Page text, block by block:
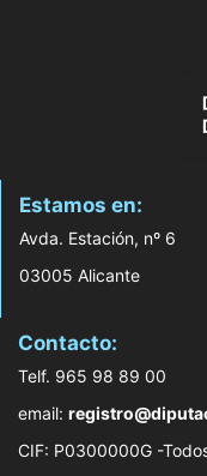
Estamos en:
Avda. Estación, nº 6
03005 Alicante
Contacto:
Telf. 965 98 89 00
email:
CIF: P0300000G -